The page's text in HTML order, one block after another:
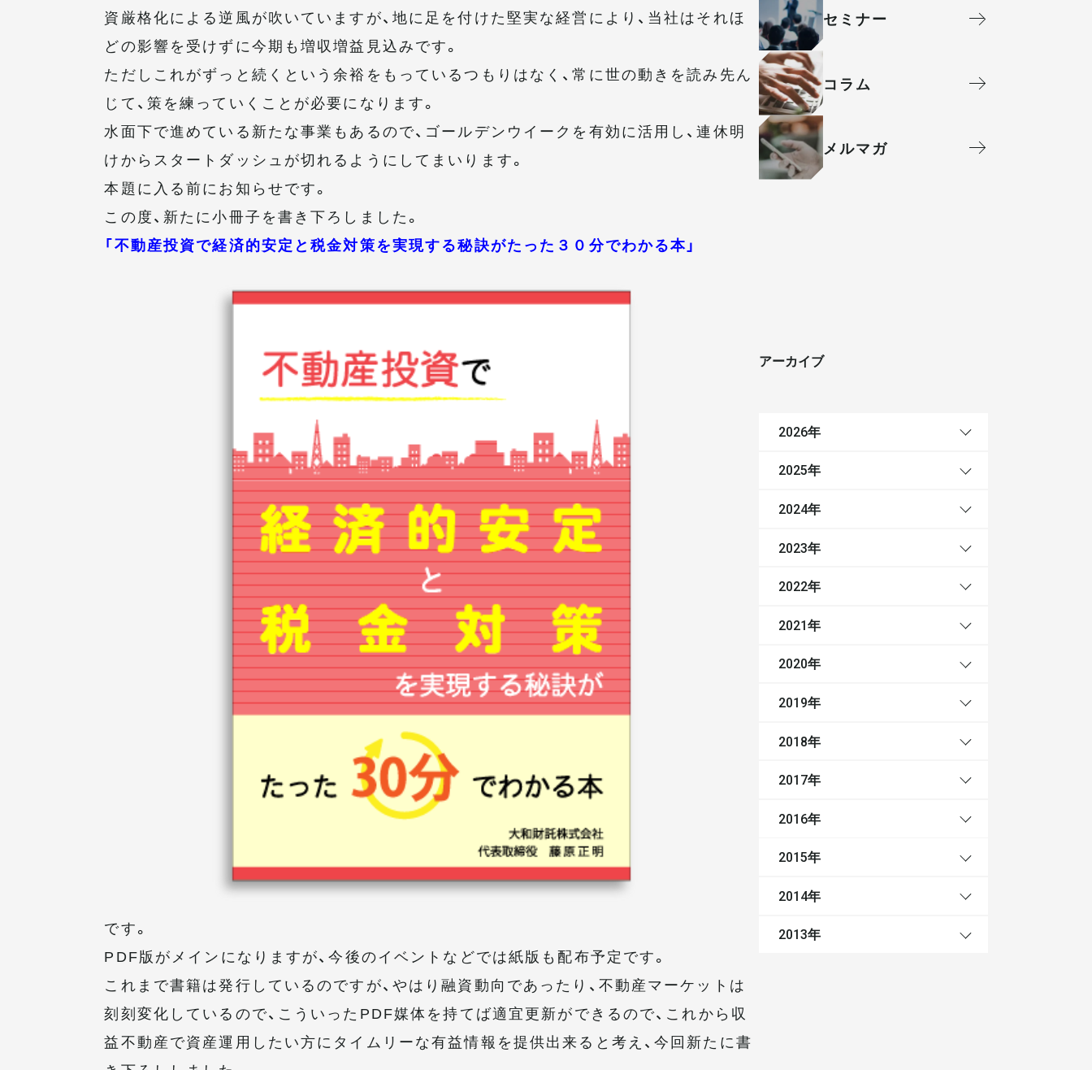
資厳格化による逆風が吹いていますが、地に足を付けた堅実な経営により、当社はそれほ
どの影響を受けずに今期も増収増益見込みです。
ただしこれがずっと続くという余裕をもっているつもりはなく、常に世の動きを読み先ん
じて、策を練っていくことが必要になります。
水面下で進めている新たな事業もあるので、ゴールデンウイークを有効に活用し、連休明
けからスタートダッシュが切れるようにしてまいります。
本題に入る前にお知らせです。
この度、新たに小冊子を書き下ろしました。
「不動産投資で経済的安定と税金対策を実現する秘訣がたった３０分でわかる本」
です。
PDF版がメインになりますが、今後のイベントなどでは紙版も配布予定です。
これまで書籍は発行しているのですが、やはり融資動向であったり、不動産マーケットは
刻刻変化しているので、こういったPDF媒体を持てば適宜更新ができるので、これから収
益不動産で資産運用したい方にタイムリーな有益情報を提供出来ると考え、今回新たに書
セミナー
コラム
メルマガ
アーカイブ
2026年
2025年
2024年
2023年
2022年
2021年
2020年
2019年
2018年
2017年
2016年
2015年
2014年
2013年